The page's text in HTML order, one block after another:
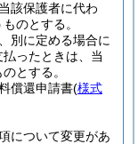
該保護者に代わ
のとする。
別に定める場合に
ったときは、当
とする。
償還申請書(様式
について変更があ